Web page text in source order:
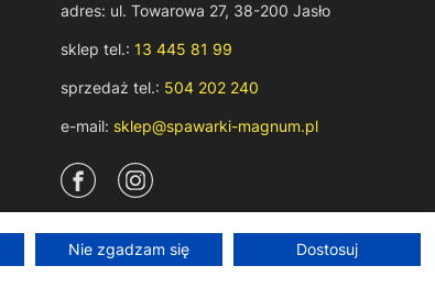
adres: ul. Towarowa 27, 38-200 Jasło
sklep tel.: 13 445 81 99
sprzedaż tel.: 504 202 240
e-mail: sklep@spawarki-magnum.pl
Nie zgadzam się Dostosuj